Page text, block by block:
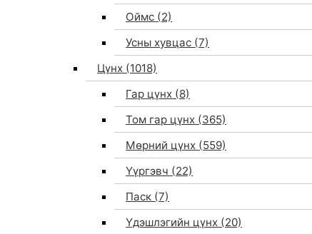
Оймс (2)
Усны хувцас (7)
Цүнх (1018)
Гар цүнх (8)
Том гар цүнх (365)
Мөрний цүнх (559)
Үүргэвч (22)
Паск (7)
Үдэшлэгийн цүнх (20)